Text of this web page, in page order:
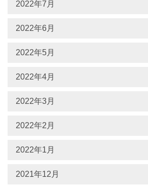
2022年7月
2022年6月
2022年5月
2022年4月
2022年3月
2022年2月
2022年1月
2021年12月